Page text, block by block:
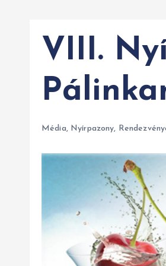
VIII.
Média, Nyírpazony,